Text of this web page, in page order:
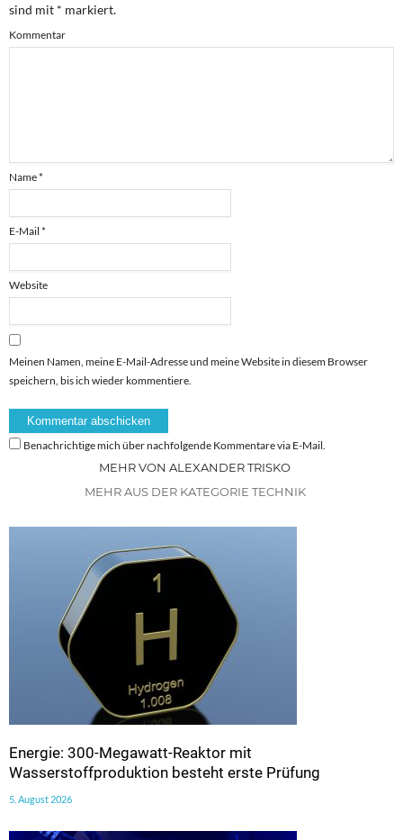
sind mit * markiert.
Kommentar
Name*
E-Mail *
Website
Meinen Namen, meine E-Mail-Adresse und meine Website in diesem Browser
speichern, bis ich wieder kommentiere.
Benachrichtige mich über nachfolgende Kommentare via E-Mail.
MEHR VON ALEXANDER TRISKO
MEHR AUS DER KATEGORIE TECHNIK
Energie: 300-Megawatt-Reaktor mit
Wasserstoffproduktion besteht erste Prüfung
5. August 2026